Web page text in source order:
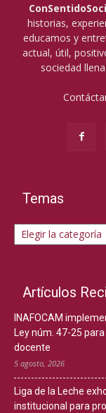
historias,
educamos y
actual, útil,
sociedad
Temas
Temas
Artículos
INAFOCAM
Ley núm. 47-25
docente
5 agosto, 2026
Liga de la Leche
institucional para